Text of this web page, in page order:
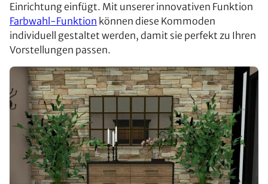
Einrichtung einfügt. Mit unserer innovativen Funktion
Farbwahl-Funktion können diese Kommoden
individuell gestaltet werden, damit sie perfekt zu Ihren
Vorstellungen passen.